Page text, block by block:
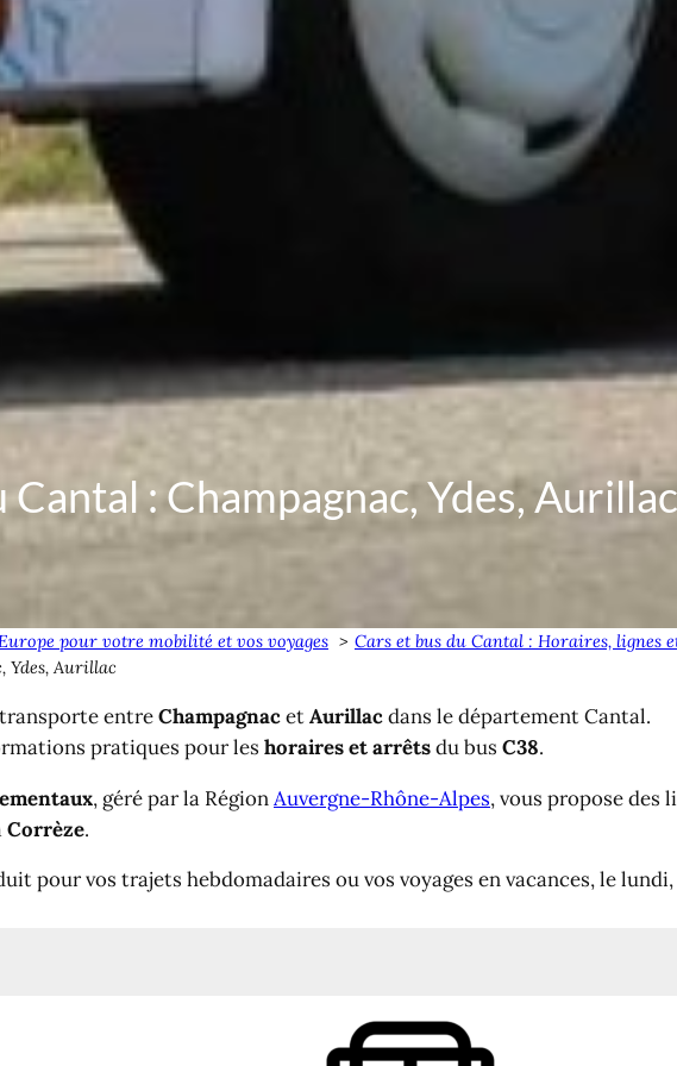
Cantal : Champagnac, Ydes, Aurillac
pour votre mobilité et vos voyages
Cars et bus du Cantal : Horaires, lignes
Ydes, Aurillac
entreChampagnacetAurillacdans le département Cantal.
pratiques pour les horaires et arrêtsdu bus C38.
, géré par la RégionAuvergne-Rhône-Alpes, vous propose des
Corrèze.
pour vos trajets hebdomadaires ou vos voyages en vacances, le